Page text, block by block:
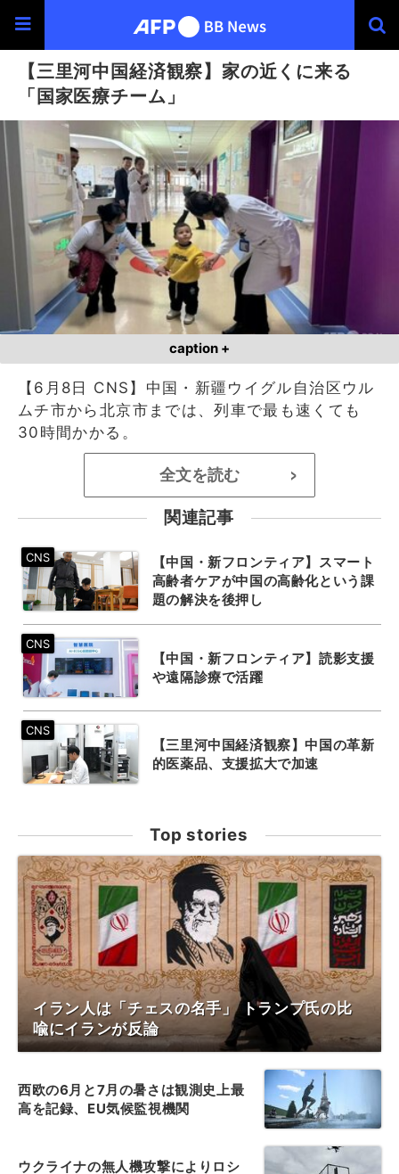
【三里河中国経済観察】家の近くに来る
「国家医療チーム」
caption +
【6月8日 CNS】中国・新疆ウイグル自治区ウル
ムチ市から北京市までは、列車で最も速くても
30時間かかる。
全文を読む >
関連記事
【中国・新フロンティア】スマート
高齢者ケアが中国の高齢化という課
題の解決を後押し
【中国・新フロンティア】読影支援
や遠隔診療で活躍
【三里河中国経済観察】中国の革新
的医薬品、支援拡大で加速
Top stories
イラン人は「チェスの名手」 トランプ氏の比
喩にイランが反論
西欧の6月と7月の暑さは観測史上最
高を記録、EU気候監視機関
ウクライナの無人機攻撃によりロシ